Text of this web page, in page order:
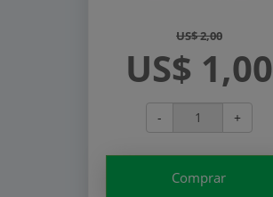
US$ 2,00
US$ 1,00
- +
Comprar